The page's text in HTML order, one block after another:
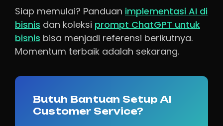
Siap memulai? Panduan implementasi AI di
bisnis dan koleksi prompt ChatGPT untuk
bisnis bisa menjadi referensi berikutnya.
Momentum terbaik adalah sekarang.
Butuh Bantuan Setup AI
Customer Service?